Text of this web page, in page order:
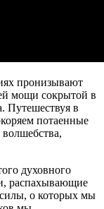
пронизывают
мощи сокрытой в
Путешествуя в
потаенные
духовного
распахывающие
о которых мы